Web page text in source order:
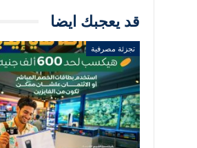
قد يعجبك ايضا
تجزئة مصرفية